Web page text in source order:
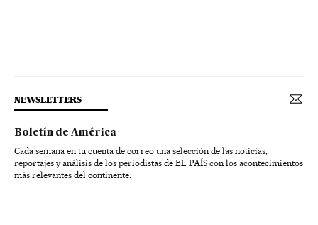
NEWSLETTERS
Boletín de América
Cada semana en tu cuenta de correo una selección de las noticias,
reportajes y análisis de los periodistas de EL PAÍS con los acontecimientos
más relevantes del continente.